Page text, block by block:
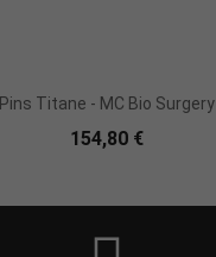
Pins Titane - MC Bio Surgery
154,80 €